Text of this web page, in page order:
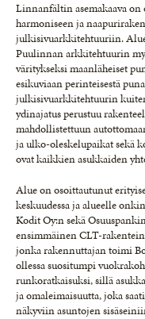
Linnanfältin asemakaava
harmoniseen ja
julkisivuarkkitehtuuriin.
Puulinnan arkkitehtuurin
väritykseksi maanläheiset
esikuviaan perinteisestä
julkisivuarkkitehtuurin
ydinajatus perustuu
mahdollistettuun
ja ulko-oleskelupaikat sekä
ovat kaikkien asukkaiden
Alue on osoittautunut
keskuudessa ja alueelle
Kodit Oy:n sekä
ensimmäinen CLT-
jonka rakennuttajan toimi
ollessa suositumpi
runkoratkaisuksi, sillä
ja omaleimaisuutta, joka
näkyviin asuntojen